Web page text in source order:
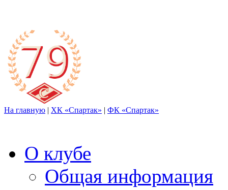
На главную | ХК «Спартак» | ФК «Спартак»
О клубе
Общая информация